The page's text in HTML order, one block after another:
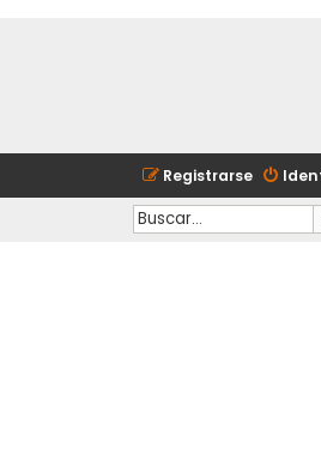
Registrarse